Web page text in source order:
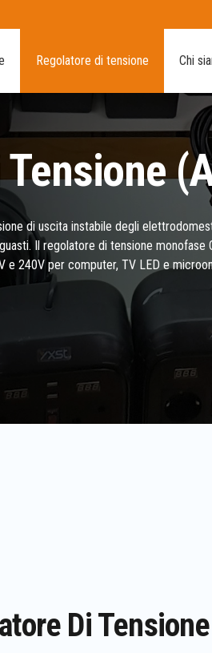
Regolatore di tensione Chi
di uscita instabile degli
Il regolatore di tensione monofase
e 240V per computer, TV LED e
Di Tensione